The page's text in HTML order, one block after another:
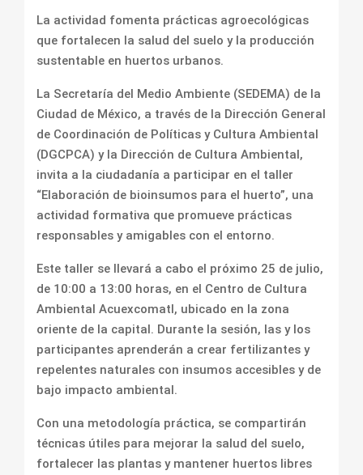
La actividad fomenta prácticas agroecológicas
que fortalecen la salud del suelo y la producción
sustentable en huertos urbanos.
La Secretaría del Medio Ambiente (SEDEMA) de la
Ciudad de México, a través de la Dirección General
de Coordinación de Políticas y Cultura Ambiental
(DGCPCA) y la Dirección de Cultura Ambiental,
invita a la ciudadanía a participar en el taller
“Elaboración de bioinsumos para el huerto”, una
actividad formativa que promueve prácticas
responsables y amigables con el entorno.
Este taller se llevará a cabo el próximo 25 de julio,
de 10:00 a 13:00 horas, en el Centro de Cultura
Ambiental Acuexcomatl, ubicado en la zona
oriente de la capital. Durante la sesión, las y los
participantes aprenderán a crear fertilizantes y
repelentes naturales con insumos accesibles y de
bajo impacto ambiental.
Con una metodología práctica, se compartirán
técnicas útiles para mejorar la salud del suelo,
fortalecer las plantas y mantener huertos libres